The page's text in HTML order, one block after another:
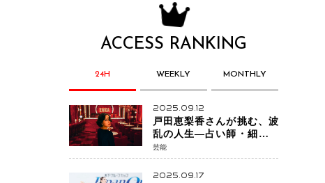
ACCESS RANKING
24H WEEKLY MONTHLY
2025.09.12
戸田恵梨香さんが挑む、波
乱の人生―占い師・細木数
子をNetflixで実写化
芸能
2025.09.17